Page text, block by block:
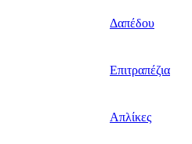
Δαπέδου
Επιτραπέζια
Απλίκες